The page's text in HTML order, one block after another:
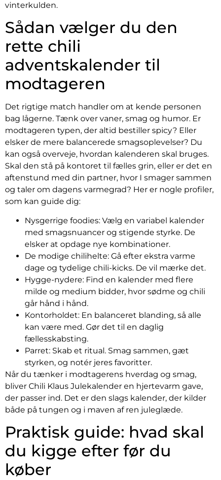
vinterkulden.
Sådan vælger du den
rette chili
adventskalender til
modtageren
Det rigtige match handler om at kende personen
bag lågerne. Tænk over vaner, smag og humor. Er
modtageren typen, der altid bestiller spicy? Eller
elsker de mere balancerede smagsoplevelser? Du
kan også overveje, hvordan kalenderen skal bruges.
Skal den stå på kontoret til fælles grin, eller er det en
aftenstund med din partner, hvor I smager sammen
og taler om dagens varmegrad? Her er nogle profiler,
som kan guide dig:
Nysgerrige foodies: Vælg en variabel kalender
med smagsnuancer og stigende styrke. De
elsker at opdage nye kombinationer.
De modige chilihelte: Gå efter ekstra varme
dage og tydelige chili-kicks. De vil mærke det.
Hygge-nydere: Find en kalender med flere
milde og medium bidder, hvor sødme og chili
går hånd i hånd.
Kontorholdet: En balanceret blanding, så alle
kan være med. Gør det til en daglig
fællesskabsting.
Parret: Skab et ritual. Smag sammen, gæt
styrken, og notér jeres favoritter.
Når du tænker i modtagerens hverdag og smag,
bliver Chili Klaus Julekalender en hjertevarm gave,
der passer ind. Det er den slags kalender, der kilder
både på tungen og i maven af ren juleglæde.
Praktisk guide: hvad skal
du kigge efter før du
køber